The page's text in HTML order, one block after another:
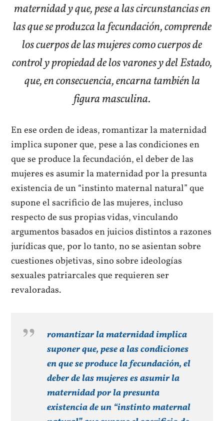
maternidad y que, pese a las circunstancias en
las que se produzca la fecundación, comprende
los cuerpos de las mujeres como cuerpos de
control y propiedad de los varones y del Estado,
que, en consecuencia, encarna también la
figura masculina.
En ese orden de ideas, romantizar la maternidad
implica suponer que, pese a las condiciones en
que se produce la fecundación, el deber de las
mujeres es asumir la maternidad por la presunta
existencia de un “instinto maternal natural” que
supone el sacrificio de las mujeres, incluso
respecto de sus propias vidas, vinculando
argumentos basados en juicios distintos a razones
jurídicas que, por lo tanto, no se asientan sobre
cuestiones objetivas, sino sobre ideologías
sexuales patriarcales que requieren ser
revaloradas.
romantizar la maternidad implica
suponer que, pese a las condiciones
en que se produce la fecundación, el
deber de las mujeres es asumir la
maternidad por la presunta
existencia de un “instinto maternal